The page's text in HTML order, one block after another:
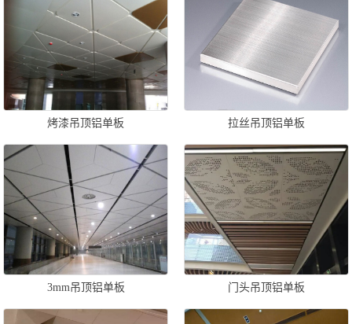
烤漆吊顶铝单板 拉丝吊顶铝单板
3mm吊顶铝单板 门头吊顶铝单板